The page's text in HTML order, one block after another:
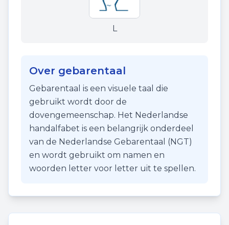
L
Over gebarentaal
Gebarentaal is een visuele taal die
gebruikt wordt door de
dovengemeenschap. Het Nederlandse
handalfabet is een belangrijk onderdeel
van de Nederlandse Gebarentaal (NGT)
en wordt gebruikt om namen en
woorden letter voor letter uit te spellen.